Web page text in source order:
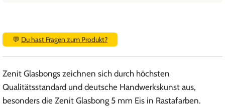
💬 Du hast Fragen zum Produkt?
Zenit Glasbongs zeichnen sich durch höchsten
Qualitätsstandard und deutsche Handwerkskunst aus,
besonders die Zenit Glasbong 5 mm Eis in Rastafarben.